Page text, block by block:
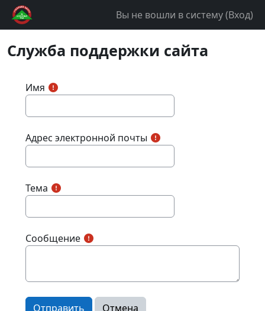
Перейти к основному содержанию
Вы не вошли в систему (Вход)
Служба поддержки сайта
Имя
Адрес электронной почты
Тема
Сообщение